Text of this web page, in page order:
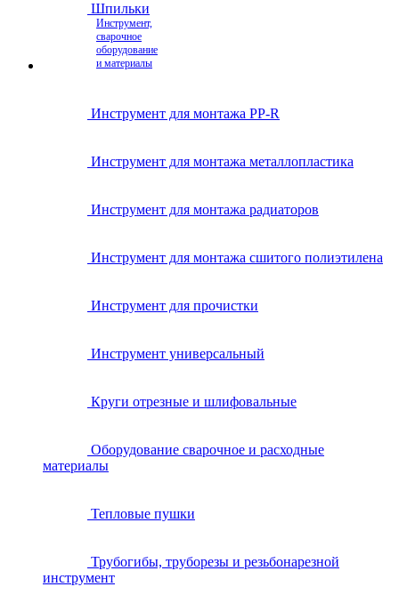
Шпильки
Инструмент,
сварочное
оборудование
и материалы
Инструмент для монтажа PP-R
Инструмент для монтажа металлопластика
Инструмент для монтажа радиаторов
Инструмент для монтажа сшитого полиэтилена
Инструмент для прочистки
Инструмент универсальный
Круги отрезные и шлифовальные
Оборудование сварочное и расходные
материалы
Тепловые пушки
Трубогибы, труборезы и резьбонарезной
инструмент